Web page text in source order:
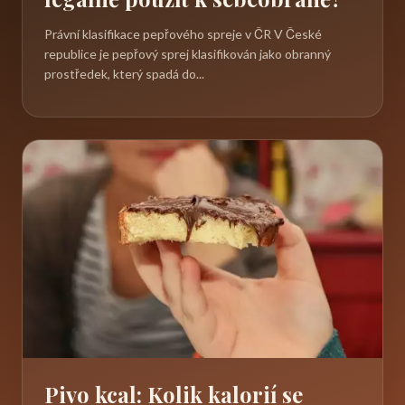
Právní klasifikace pepřového spreje v ČR V České
republice je pepřový sprej klasifikován jako obranný
prostředek, který spadá do...
Pivo kcal: Kolik kalorií se